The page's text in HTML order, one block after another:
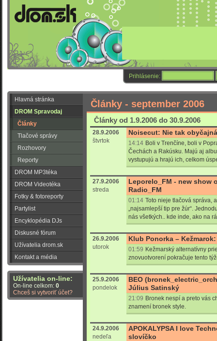
Prihlásenie:
Hlavná stránka
DROM Spravodaj
Články
Tlačové správy
Rozhovory
Reporty
DROM MP3téka
DROM Videotéka
Fotky & fotoreporty
Partylist
Encyklopédia DJs
Diskusné fórum
Užívatelia drom.sk
Kontakt a média
Užívatelia on-line:
On-line celkom: 0
Chceš si vytvoriť účet?
Články - september 2006
Články od 1.9.2006 do 30.9.2006
28.9.2006
štvrtok
Noisecut: Nie tak
14:14 Boli v Trenčíne, boli v
Čechách a Rakúsku. Majú aj
vystupujú a hrajú ich, celkom
27.9.2006
streda
Leporelo_FM - new show
Radio_FM
01:14 Toto nieje tlačová správa,
„najsamlepší tip pre žúr“.
nás všetkých.. kde inde, ako na
26.9.2006
utorok
Klub Ponorka –
01:59 Kežmarský alternatívny
znovuotvorení pokračuje tento
25.9.2006
pondelok
BEO
Július Satinský
21:09 Bronek nespí a preto vás
znamení bronek style.
24.9.2006
nedeľa
APOKALYPSA I love
slovíčko